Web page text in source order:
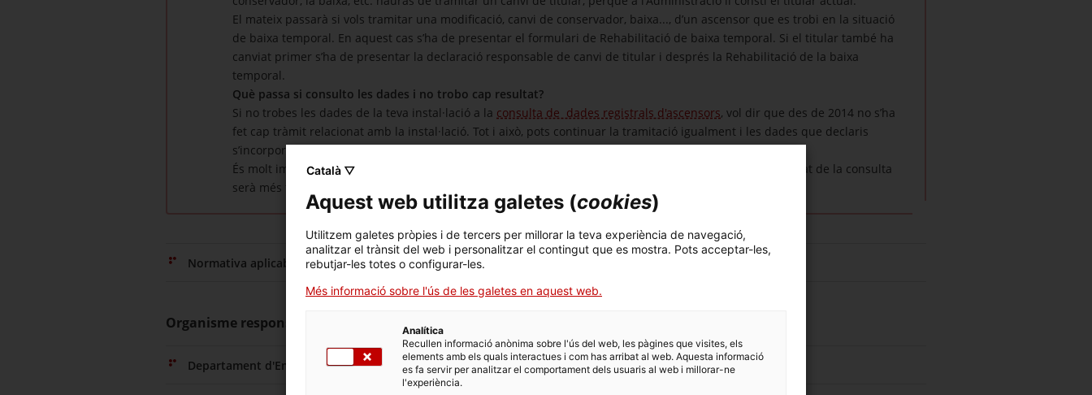
El mateix passarà si vols tramitar una modificació, canvi de conservador, baixa..., d’un ascensor que es trobi en la situació
de baixa temporal. En aquest cas s’ha de presentar el formulari de Rehabilitació de baixa temporal. Si el titular també ha
canviat primer s’ha de presentar la declaració responsable de canvi de titular i després la Rehabilitació de la baixa
temporal.
Què passa si consulto les dades i no trobo cap resultat?
Si no trobes les dades de la teva instal·lació a la consulta de dades registrals d'ascensors, vol dir que des de 2014 no s’ha
fet cap tràmit relacionat amb la instal·lació. Tot i això, pots continuar la tramitació igualment i les dades que declaris
s’incorporaran al registre.
És molt important que facis la cerca per número d’instal·lació (RAE-1 o RAEPV) i per adreça. Així el resultat de la consulta
serà més fiable.
Normativa aplicable
Organisme responsable
Departament d'Empresa i Treball
Català ▽
Aquest web utilitza galetes (cookies)
Utilitzem galetes pròpies i de tercers per millorar la teva experiència de navegació,
analitzar el trànsit del web i personalitzar el contingut que es mostra. Pots acceptar-les,
rebutjar-les totes o configurar-les.
Més informació sobre l'ús de les galetes en aquest web.
Analítica
Recullen informació anònima sobre l'ús del web, les pàgines que visites, els
elements amb els quals interactues i com has arribat al web. Aquesta informació
es fa servir per analitzar el comportament dels usuaris al web i millorar-ne
l'experiència.